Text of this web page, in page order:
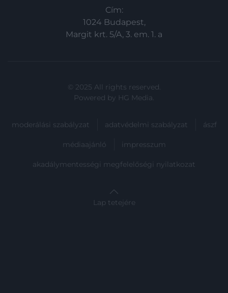
Cím:
1024 Budapest,
Margit krt. 5/A, 3. em. 1. a
© 2025 All rights reserved.
Powered by HG Media
moderálási szabályzat adatvédelmi szabályzat ászf
médiaajánló impresszum
akadálymentességi megfelelőségi nyilatkozat
Lap tetejére